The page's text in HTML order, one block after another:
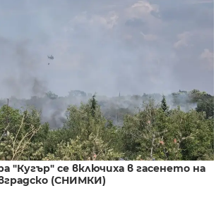
"Кугър" се включиха в гасенето на
(СНИМКИ)